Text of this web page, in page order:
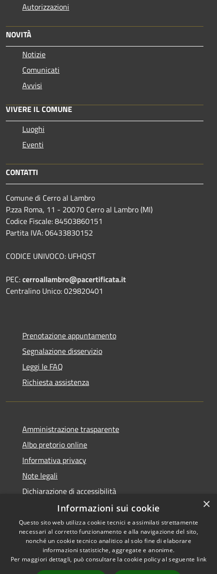
Autorizzazioni
NOVITÀ
Notizie
Comunicati
Avvisi
VIVERE IL COMUNE
Luoghi
Eventi
CONTATTI
Comune di Cerro al Lambro
P.zza Roma, 11 - 20070 Cerro al Lambro (MI)
Codice Fiscale: 84503860151
Partita IVA: 06433830152
CODICE UNIVOCO: UFHQST
PEC:cerroallambro@pacertificata.it
Centralino Unico: 029820401
Prenotazione appuntamento
Segnalazione disservizio
Leggi le FAQ
Richiesta assistenza
Amministrazione trasparente
Albo pretorio online
Informativa privacy
Note legali
Dichiarazione di accessibilità
Accessibilità
Privacy
Copyright © 2026 • Comune di
Cerro al Lambro • Powered by
Municipium•Accesso
×
Informazioni sui cookie
Questo sito web utilizza cookie tecnici e assimilati strettamente
necessari al corretto funzionamento e alla navigazione del sito,
nonché un cookie tecnico analitico al solo fine di elaborare
informazioni statistiche, aggregate e anonime.
Per maggiori dettagli, può consultare la cookie policy al seguente link